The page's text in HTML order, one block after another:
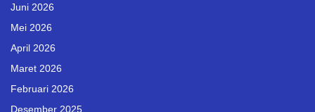
Juni 2026
Mei 2026
April 2026
Maret 2026
Februari 2026
Desember 2025